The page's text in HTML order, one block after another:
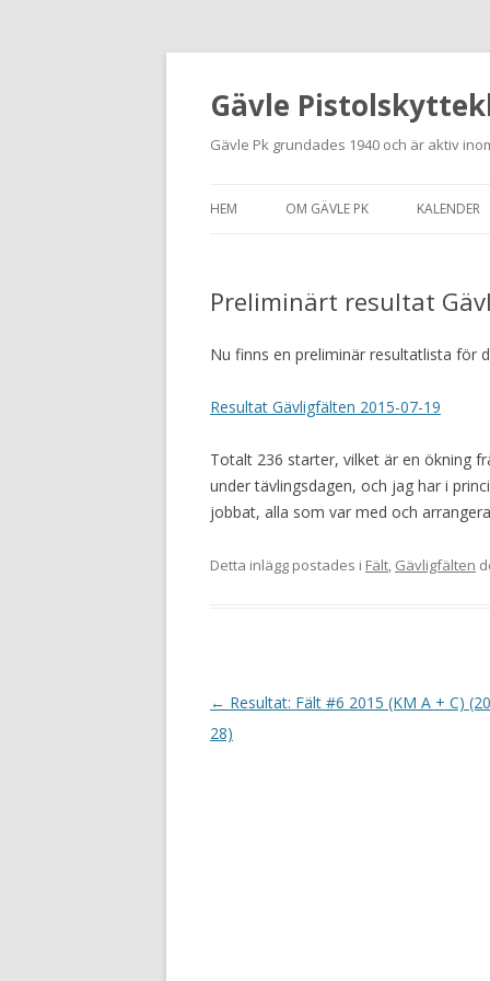
Gävle
Gävle Pk grundades 1940 och är aktiv
HEM OM GÄVLE PK
NYBÖRJARE
MEDLEMSANSÖKAN
KALENDER
Preliminärt resultat
Nu finns en preliminär resultatlista för
Resultat Gävligfälten 2015-07-19
Totalt 236 starter, vilket är en ökning
under tävlingsdagen, och jag har i
jobbat, alla som var med och
Detta inlägg postades i Fält, Gävligfälten
I
n
← Resultat: Fält #6 2015 (KM A + C)
28)